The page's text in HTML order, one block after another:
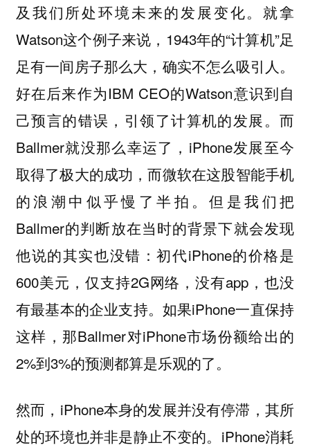
及我们所处环境未来的发展变化。就拿
Watson这个例子来说，1943年的“计算机”足
足有一间房子那么大，确实不怎么吸引人。
好在后来作为IBM CEO的Watson意识到自
己预言的错误，引领了计算机的发展。而
Ballmer就没那么幸运了，iPhone发展至今
取得了极大的成功，而微软在这股智能手机
的浪潮中似乎慢了半拍。但是我们把
Ballmer的判断放在当时的背景下就会发现
他说的其实也没错：初代iPhone的价格是
600美元，仅支持2G网络，没有app，也没
有最基本的企业支持。如果iPhone一直保持
这样，那Ballmer对iPhone市场份额给出的
2%到3%的预测都算是乐观的了。
然而，iPhone本身的发展并没有停滞，其所
处的环境也并非是静止不变的。iPhone消耗